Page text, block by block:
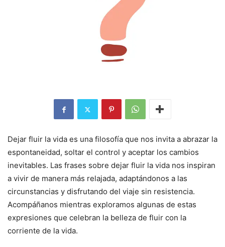
Dejar fluir la vida es una filosofía que nos invita a abrazar la
espontaneidad, soltar el control y aceptar los cambios
inevitables. Las frases sobre dejar fluir la vida nos inspiran
a vivir de manera más relajada, adaptándonos a las
circunstancias y disfrutando del viaje sin resistencia.
Acompáñanos mientras exploramos algunas de estas
expresiones que celebran la belleza de fluir con la
corriente de la vida.